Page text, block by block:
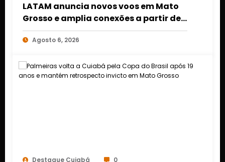
LATAM anuncia novos voos em Mato
Grosso e amplia conexões a partir de
Cuiabá e Rondonópolis
Agosto 6, 2026
Destaque Cuiabá 0